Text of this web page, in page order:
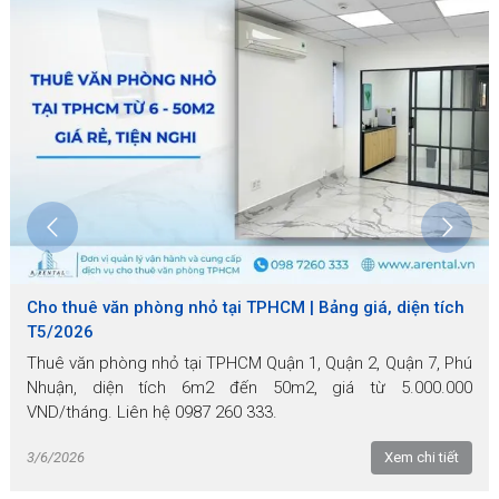
Cho thuê văn phòng nhỏ tại TPHCM | Bảng giá, diện tích
T5/2026
Thuê văn phòng nhỏ tại TPHCM Quận 1, Quận 2, Quận 7, Phú
Nhuận, diện tích 6m2 đến 50m2, giá từ 5.000.000
VND/tháng. Liên hệ 0987 260 333.
3/6/2026 Xem chi tiết